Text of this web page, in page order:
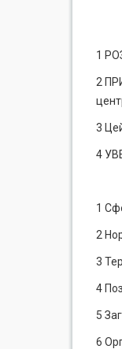
1
2
3
4
1
2
3
4
5
6